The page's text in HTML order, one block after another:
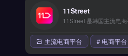
11Street
主流电商平台 # 电商平台